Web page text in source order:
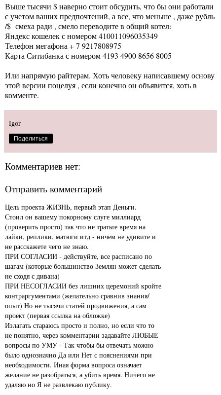
Выше тысячи $ наверно стоит обсудить, что бы они работали
с учетом ваших предпочтений, а все, что меньше , даже рубль
/$ смеха ради , смело переводите в общий котел:
Яндекс кошелек с номером 410011096035349
Телефон мегафона + 7 9217808975
Карта Ситибанка с номером 4193 4900 8656 8005
Или напрямую райтерам. Хоть человеку написавшему основу
этой версии поцелуя , если конечно он объявится, хоть в
комменте.
Igor
Поделиться
Комментариев нет:
Отправить комментарий
Цель проекта ЖИЗНЬ, первый этап Деньги.
Стоил он вашему покорному слуге миллиард
(проверить просто) так что не тратьте время на
лайки, реплики, матюги итд - ничем не удивите и
не расскажете чего не знаю.
ПРИ СОГЛАСИИ - действуйте, все расписано по
шагам (которые большинство Землян может сделать
не сходя с дивана)
ПРИ НЕСОГЛАСИИ без лишних церемоний кройте
контраргументами (желательно сравнив знания/
опыт) Но не тысячи статей продвижения, а сам
проект (первая ссылка на обложке)
Излагать стараюсь просто и полно, но если что то
не понятно, через комментарии задавайте ЛЮБЫЕ
вопросы по УМУ - Так чтобы бы отвечать можно
было однозначно Да или Нет с пояснениями при
необходимости. Иная форма вопроса означает
желание не разобраться, а убить время. Ничего не
удаляю но Я не развлекаю публику.